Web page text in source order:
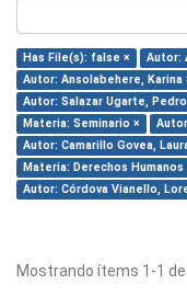
Has File(s): false ×
Autor:
Autor: Ansolabehere, Karina
Autor: Salazar Ugarte,
Materia: Seminario ×
Autor: Camarillo Govea,
Materia: Derechos Humanos
Autor: Córdova Vianello,
Mostrando ítems 1-1 de